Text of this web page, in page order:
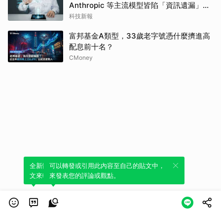
Anthropic 等主流模型皆陷「資訊遺漏」盲
點
科技新報
富邦基金A類型，33歲老字號憑什麼擠進高
配息前十名？
CMoney
全新體驗！一鍵引用此內容，透過發布貼
文來輕鬆表達個人立場。
可以轉發或引用此內容至自己的貼文中，
來發表您的評論或觀點。